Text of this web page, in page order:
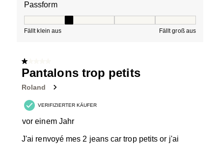
Passform
Fällt klein aus Fällt groß aus
1 von 5 Sternen.
Pantalons trop petits
Roland
VERIFIZIERTER KÄUFER
vor einem Jahr
J'ai renvoyé mes 2 jeans car trop petits or j'ai